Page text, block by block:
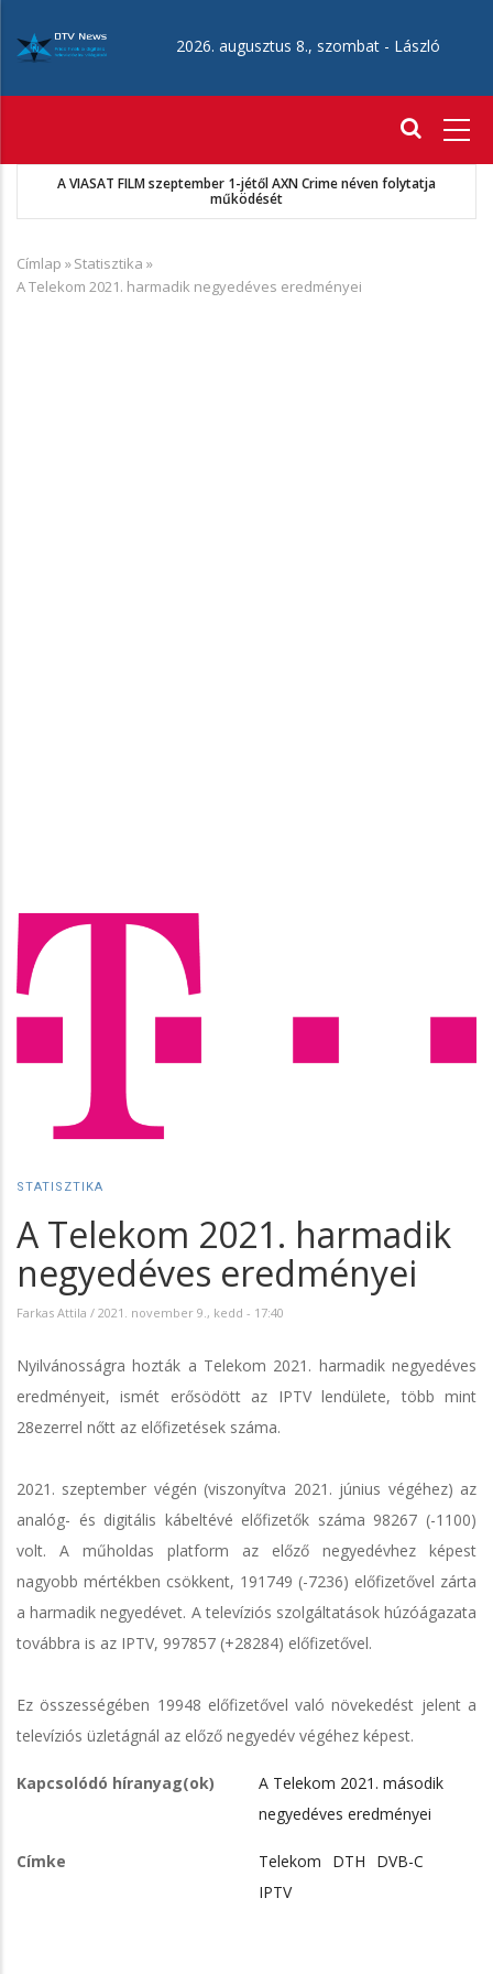
tartalomra
2026. augusztus 8., szombat - László
A VIASAT FILM szeptember 1-jétől AXN Crime néven folytatja
működését
Morzsa
Címlap »Statisztika »
A Telekom 2021. harmadik negyedéves eredményei
STATISZTIKA
A Telekom 2021. harmadik
negyedéves eredményei
Farkas Attila / 2021. november 9., kedd - 17:40
Nyilvánosságra hozták a Telekom 2021. harmadik negyedéves
eredményeit, ismét erősödött az IPTV lendülete, több mint
28ezerrel nőtt az előfizetések száma.
2021. szeptember végén (viszonyítva 2021. június végéhez) az
analóg- és digitális kábeltévé előfizetők száma 98267 (-1100)
volt. A műholdas platform az előző negyedévhez képest
nagyobb mértékben csökkent, 191749 (-7236) előfizetővel zárta
a harmadik negyedévet. A televíziós szolgáltatások húzóágazata
továbbra is az IPTV, 997857 (+28284) előfizetővel.
Ez összességében 19948 előfizetővel való növekedést jelent a
televíziós üzletágnál az előző negyedév végéhez képest.
Kapcsolódó híranyag(ok)
A Telekom 2021. második
negyedéves eredményei
Címke Telekom DTH
DVB-C
IPTV